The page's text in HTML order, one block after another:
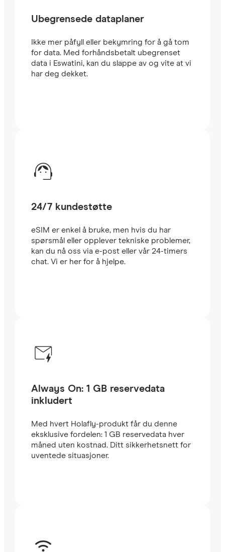
Ubegrensede dataplaner
Ikke mer påfyll eller bekymring for å gå tom
for data. Med forhåndsbetalt ubegrenset
data i Eswatini, kan du slappe av og vite at vi
har deg dekket.
24/7 kundestøtte
eSIM er enkel å bruke, men hvis du har
spørsmål eller opplever tekniske problemer,
kan du nå oss via e-post eller vår 24-timers
chat. Vi er her for å hjelpe.
Always On: 1 GB reservedata
inkludert
Med hvert Holafly-produkt får du denne
eksklusive fordelen: 1 GB reservedata hver
måned uten kostnad. Ditt sikkerhetsnett for
uventede situasjoner.